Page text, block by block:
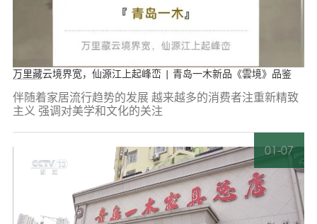
万里藏云境界宽，仙源江上起峰峦 | 青岛一木新品《雲境》品鉴
伴随着家居流行趋势的发展 越来越多的消费者注重新精致
主义 强调对美学和文化的关注
01-07